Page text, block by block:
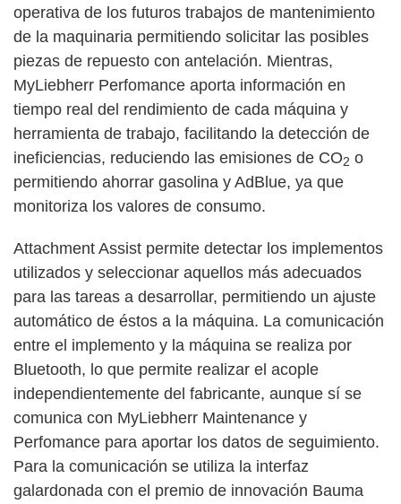
operativa de los futuros trabajos de mantenimiento
de la maquinaria permitiendo solicitar las posibles
piezas de repuesto con antelación. Mientras,
MyLiebherr Perfomance aporta información en
tiempo real del rendimiento de cada máquina y
herramienta de trabajo, facilitando la detección de
ineficiencias, reduciendo las emisiones de CO2 o
permitiendo ahorrar gasolina y AdBlue, ya que
monitoriza los valores de consumo.
Attachment Assist permite detectar los implementos
utilizados y seleccionar aquellos más adecuados
para las tareas a desarrollar, permitiendo un ajuste
automático de éstos a la máquina. La comunicación
entre el implemento y la máquina se realiza por
Bluetooth, lo que permite realizar el acople
independientemente del fabricante, aunque sí se
comunica con MyLiebherr Maintenance y
Perfomance para aportar los datos de seguimiento.
Para la comunicación se utiliza la interfaz
galardonada con el premio de innovación Bauma